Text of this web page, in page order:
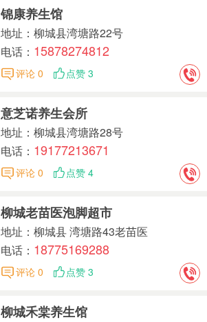
锦康养生馆
地址：柳城县湾塘路22号
电话： 15878274812
评论 0 点赞 3
意芝诺养生会所
地址：柳城县湾塘路28号
电话： 19177213671
评论 0 点赞 4
柳城老苗医泡脚超市
地址：柳城县 湾塘路43老苗医
电话： 18775169288
评论 0 点赞 3
柳城禾棠养生馆